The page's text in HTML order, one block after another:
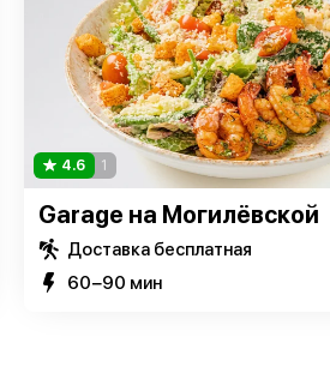
4.6 1
Garage на Могилёвской
Доставка бесплатная
60−90 мин